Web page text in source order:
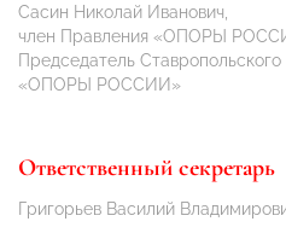
Сасин Николай Иванович,
член Правления «ОПОРЫ
Председатель Ставропольского
«ОПОРЫ РОССИИ»
Ответственный секретарь
Григорьев Василий